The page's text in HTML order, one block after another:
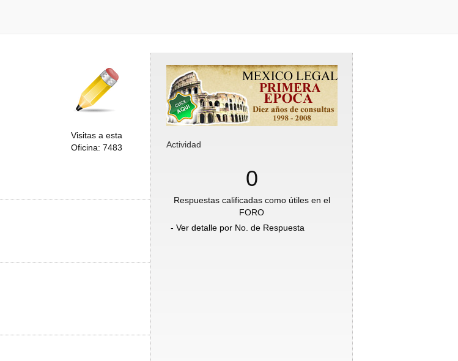
Visitas a esta
Oficina: 7483
Actividad
0
Respuestas calificadas como útiles en el
FORO
- Ver detalle por No. de Respuesta